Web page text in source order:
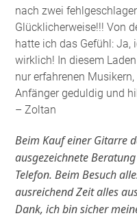
nach zwei
Glücklicherweise!!! Von
hatte ich das Gefühl: Ja,
wirklich! In diesem
nur erfahrenen
Anfänger geduldig und
– Zoltan
Beim Kauf einer Gitarre
ausgezeichnete
Telefon. Beim Besuch
ausreichend Zeit alles
Dank, ich bin sicher